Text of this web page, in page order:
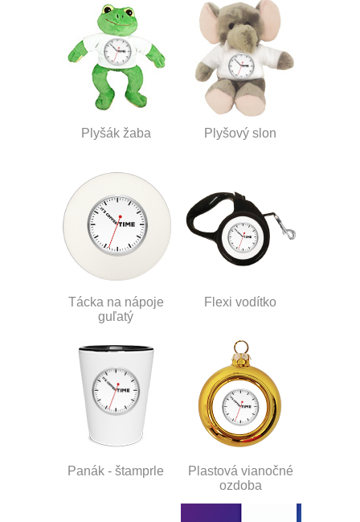
Plyšák žaba Plyšový slon
Tácka na nápoje
guľatý
Flexi vodítko
Panák - štamprle
Plastová vianočné
ozdoba